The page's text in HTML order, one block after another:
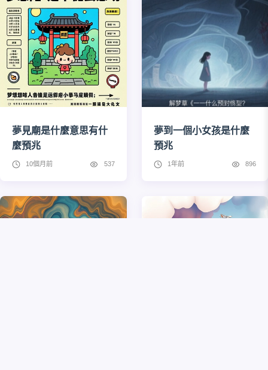
夢見廟是什麼意思有什
麼預兆
10個月前 537
夢到一個小女孩是什麼
預兆
1年前 896